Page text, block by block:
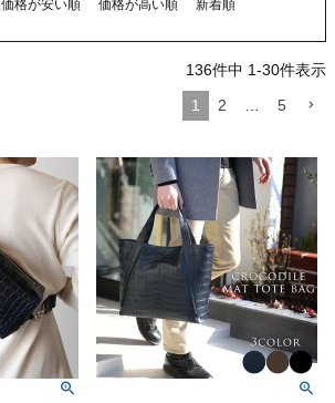
価格が安い順 価格が高い順
新着順
136件中 1-30件表示
1
2 5